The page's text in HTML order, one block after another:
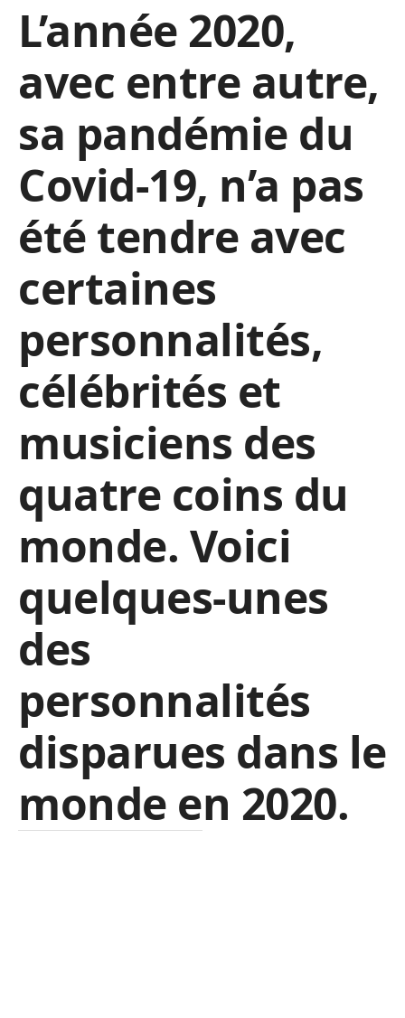
L’année 2020,
avec entre autre,
sa pandémie du
Covid-19, n’a pas
été tendre avec
certaines
personnalités,
célébrités et
musiciens des
quatre coins du
monde. Voici
quelques-unes
des
personnalités
disparues dans le
monde en 2020.